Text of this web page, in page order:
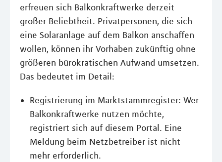
erfreuen sich Balkonkraftwerke derzeit
großer Beliebtheit. Privatpersonen, die sich
eine Solaranlage auf dem Balkon anschaffen
wollen, können ihr Vorhaben zukünftig ohne
größeren bürokratischen Aufwand umsetzen.
Das bedeutet im Detail:
Registrierung im Marktstammregister: Wer
Balkonkraftwerke nutzen möchte,
registriert sich auf diesem Portal. Eine
Meldung beim Netzbetreiber ist nicht
mehr erforderlich.